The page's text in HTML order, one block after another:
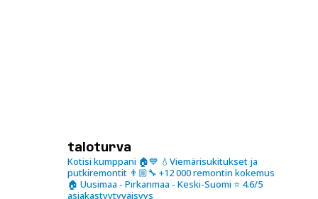
taloturva
Kotisi kumppani 🏠💙 💧Viemärisukitukset ja
putkiremontit👨🏼‍🔧 +12 000 remontin kokemus
🏠 Uusimaa - Pirkanmaa - Keski-Suomi ⭐️ 4.6/5
asiakastyytyväisyys